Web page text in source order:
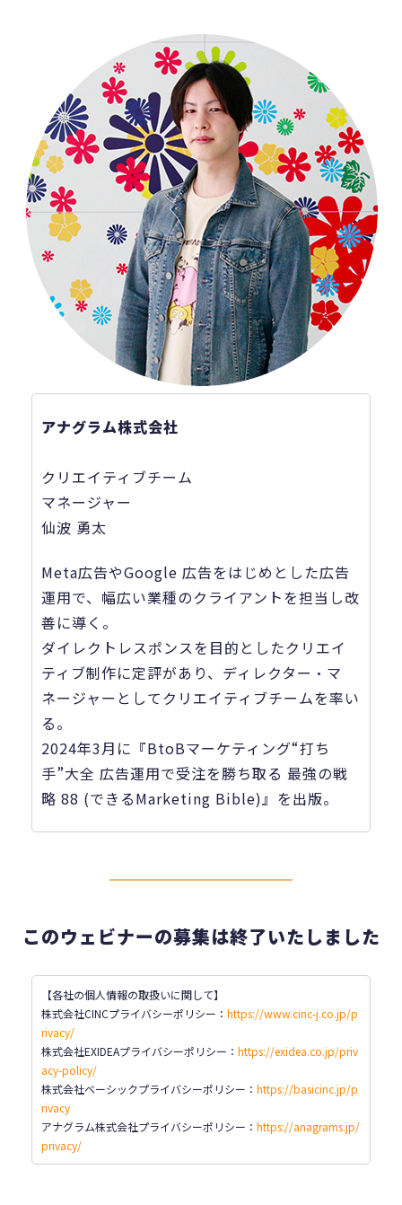
アナグラム株式会社
クリエイティブチーム
マネージャー
仙波 勇太
Meta広告やGoogle 広告をはじめとした広告
運用で、幅広い業種のクライアントを担当し改
善に導く。
ダイレクトレスポンスを目的としたクリエイ
ティブ制作に定評があり、ディレクター・マ
ネージャーとしてクリエイティブチームを率い
る。
2024年3月に『BtoBマーケティング“打ち
手”大全 広告運用で受注を勝ち取る 最強の戦
略 88 (できるMarketing Bible)』を出版。
このウェビナーの募集は終了いたしました
【各社の個人情報の取扱いに関して】
株式会社CINCプライバシーポリシー： https://www.cinc-j.co.jp/p
rivacy/
株式会社EXIDEAプライバシーポリシー： https://exidea.co.jp/priv
acy-policy/
株式会社ベーシックプライバシーポリシー ： https://basicinc.jp/p
rivacy
アナグラム株式会社プライバシーポリシー： https://anagrams.jp/
privacy/